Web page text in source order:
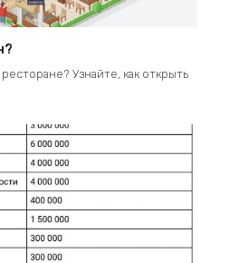
Узнайте, как открыть